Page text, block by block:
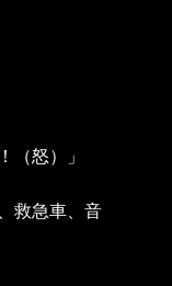
（怒）」
救急車、音